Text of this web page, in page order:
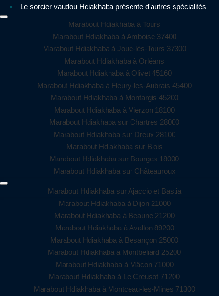
Le sorcier vaudou Hdiakhaba présente d'autres spécialités
Marabout Hdiakhaba à Tours
Marabout Hdiakhaba à Amboise 37400
Marabout Hdiakhaba à Joué-lès-Tours 37300
Marabout Hdiakhaba à Orléans
Marabout Hdiakhaba à Olivet 45160
Marabout Hdiakhaba à Fleury-les-Aubrais 45400
Marabout Hdiakhaba à Montargis 45200
Marabout Hdiakhaba à Vierzon 18100
Marabout Hdiakhaba sur Chartres 28000
Marabout Hdiakhaba sur Dreux 28100
Marabout Hdiakhaba sur Blois
Marabout Hdiakhaba sur Bourges 18000
Marabout Hdiakhaba sur Châteauroux
Marabout Hdiakhaba sur Ajaccio et Bastia
Marabout Hdiakhaba à Dijon 21000
Marabout Hdiakhaba à Beaune 21200
Marabout Hdiakhaba à Avallon 89200
Marabout Hdiakhaba à Besançon 25000
Marabout Hdiakhaba à Montbéliard 25200
Marabout Hdiakhaba à Mâcon 71000
Marabout Hdiakhaba à Le Creusot 71200
Marabout Hdiakhaba à Montceau-les-Mines 71300